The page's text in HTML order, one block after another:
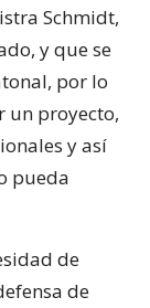
Schmidt,
y que se
por lo
un proyecto,
y así
pueda
de
de